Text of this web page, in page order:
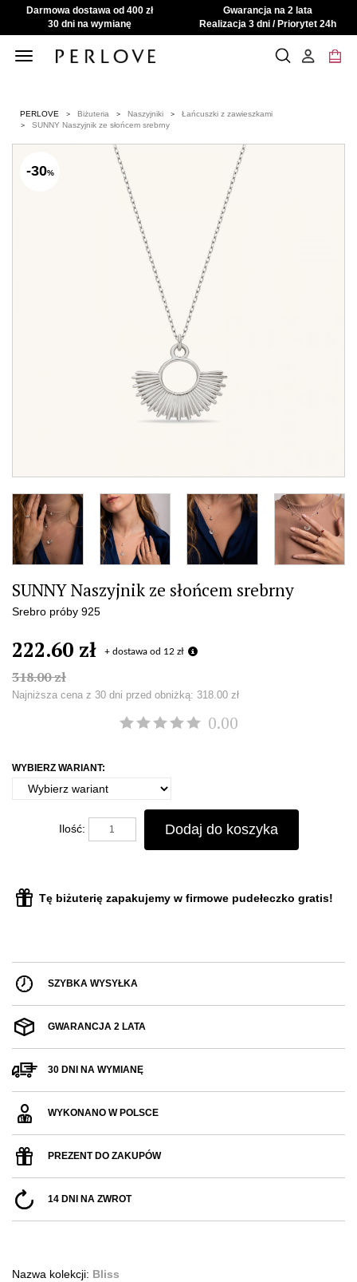
Darmowa dostawa od 400 zł
Gwarancja na 2 lata
30 dni na wymianę
Realizacja 3 dni / Priorytet 24h
Toggle
PERLOVE Biżuteria Naszyjniki
Łańcuszki z zawieszkami
SUNNY Naszyjnik ze słońcem srebrny
-30%
SUNNY Naszyjnik ze słońcem srebrny
Srebro próby 925
222.60 zł + dostawa od 12 zł
318.00 zł
Najniższa cena z 30 dni przed obniżką: 318.00 zł
0.00
WYBIERZ WARIANT:
Ilość: Dodaj do koszyka
Tę biżuterię zapakujemy w firmowe pudełeczko gratis!
SZYBKA WYSYŁKA
GWARANCJA 2 LATA
30 DNI NA WYMIANĘ
WYKONANO W POLSCE
PREZENT DO ZAKUPÓW
14 DNI NA ZWROT
Nazwa kolekcji: Bliss